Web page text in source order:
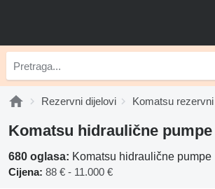
Rezervni dijelovi Komatsu
Komatsu hidraulične pumpe
680 oglasa: Komatsu hidraulične pumpe
Cijena: 88 € - 11.000 €